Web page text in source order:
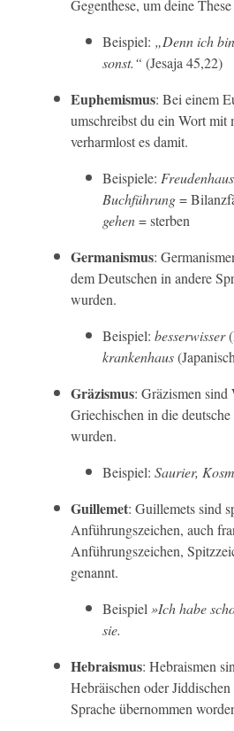
Gegenthese, um deine
Beispiel: „Denn ich
sonst.“ (Jesaja 45,22)
Euphemismus: Bei einem
umschreibst du ein Wort mit
verharmlost es damit.
Beispiele: Freudenhaus
Buchführung=
gehen= sterben
Germanismus:
dem Deutschen in andere
wurden.
Beispiel: besserwisser
krankenhaus
Gräzismus: Gräzismen sind
Griechischen in die
wurden.
Beispiel: Saurier,
Guillemet: Guillemets sind
Anführungszeichen, auch
Anführungszeichen,
genannt.
Beispiel »Ich habe
sie.
Hebraismus: Hebraismen
Hebräischen oder
Sprache übernommen